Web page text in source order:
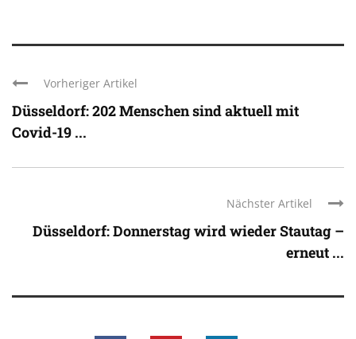
Vorheriger Artikel
Düsseldorf: 202 Menschen sind aktuell mit
Covid-19 ...
Nächster Artikel
Düsseldorf: Donnerstag wird wieder Stautag –
erneut ...